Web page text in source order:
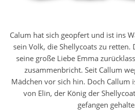
Calum hat sich geopfert und ist ins
sein Volk, die Shellycoats zu retten.
seine große Liebe Emma
zusammenbricht. Seit Callum
Mädchen vor sich hin. Doch Callum
von Elin, der König der
gefangen